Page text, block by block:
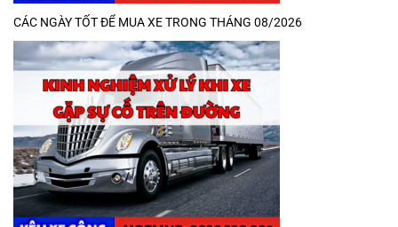
CÁC NGÀY TỐT ĐỂ MUA XE TRONG THÁNG 08/2026